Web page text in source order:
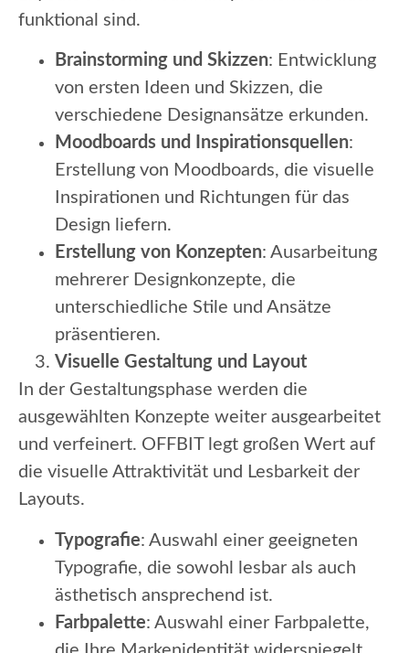
funktional sind.
Brainstorming und Skizzen: Entwicklung
von ersten Ideen und Skizzen, die
verschiedene Designansätze erkunden.
Moodboards und Inspirationsquellen:
Erstellung von Moodboards, die visuelle
Inspirationen und Richtungen für das
Design liefern.
Erstellung von Konzepten: Ausarbeitung
mehrerer Designkonzepte, die
unterschiedliche Stile und Ansätze
präsentieren.
Visuelle Gestaltung und Layout
In der Gestaltungsphase werden die
ausgewählten Konzepte weiter ausgearbeitet
und verfeinert. OFFBIT legt großen Wert auf
die visuelle Attraktivität und Lesbarkeit der
Layouts.
Typografie: Auswahl einer geeigneten
Typografie, die sowohl lesbar als auch
ästhetisch ansprechend ist.
Farbpalette: Auswahl einer Farbpalette,